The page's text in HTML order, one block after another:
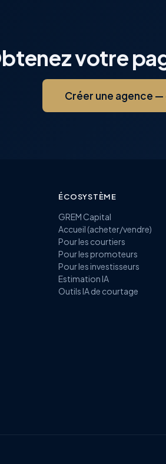
votre
Créer une agence
ÉCOSYSTÈME
GREM Capital
Accueil (acheter/vendre)
Pour les courtiers
Pour les promoteurs
Pour les investisseurs
Estimation IA
Outils IA de courtage